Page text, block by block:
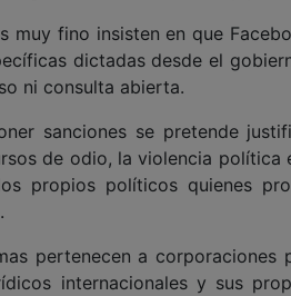
muy fino insisten en que
dictadas desde el
ni consulta abierta.
sanciones se pretende
de odio, la violencia política
propios políticos quienes
pertenecen a
internacionales y sus